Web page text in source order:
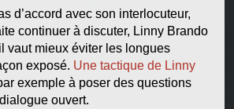
d’accord avec son interlocuteur,
continuer à discuter, Linny Brando
vaut mieux éviter les longues
exposé. Une tactique de Linny
exemple à poser des questions
ouvert.